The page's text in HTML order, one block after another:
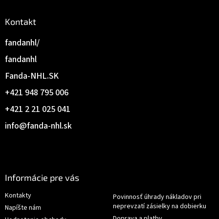
Kontakt
info@fanda-nhl.sk
+421 2 21 025 041
+421 948 795 006
Fanda-NHL.SK
fandanhl
fandanhl/
Informácie pre vás
Kontakty
Napíšte nám
Povinnosť úhrady nákladov pri
neprevzatí zásielky na dobierku